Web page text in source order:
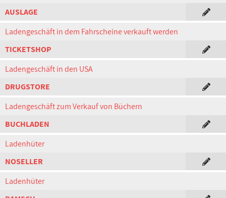
AUSLAGE
Ladengeschäft in dem Fahrscheine verkauft werden
TICKETSHOP
Ladengeschäft in den USA
DRUGSTORE
Ladengeschäft zum Verkauf von Büchern
BUCHLADEN
Ladenhüter
NOSELLER
Ladenhüter